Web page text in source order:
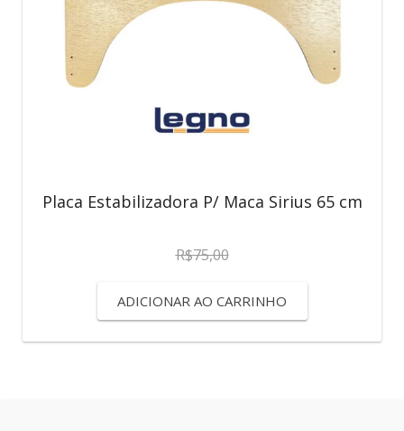
Placa Estabilizadora P/ Maca Sirius 65 cm
R$75,00
ADICIONAR AO CARRINHO